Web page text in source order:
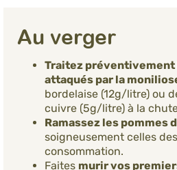
Au verger
Traitez
attaqués par la
bordelaise (12g/litre) ou
cuivre (5g/litre) à la
Ramassez les pommes
soigneusement celles
consommation.
Faites murir vos